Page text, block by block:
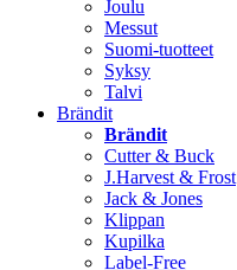
Joulu
Messut
Suomi-tuotteet
Syksy
Talvi
Brändit
Brändit
Cutter & Buck
J.Harvest & Frost
Jack & Jones
Klippan
Kupilka
Label-Free